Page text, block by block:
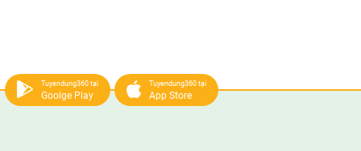
Tuyendung360 tại
Goolge Play
Tuyendung360 tại
App Store